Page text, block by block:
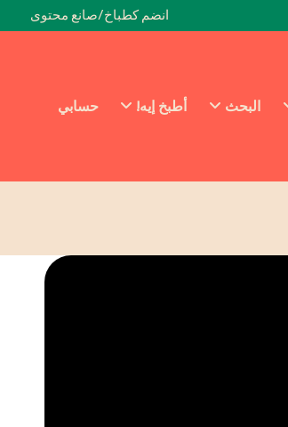
انضم كطباخ/صانع محتوى
البحث أطبخ إيه! حسابي